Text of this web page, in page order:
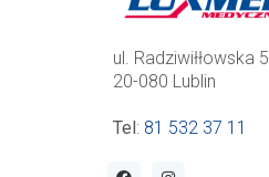
ul. Radziwiłłowska 5
20-080 Lublin
Tel : 81 532 37 11